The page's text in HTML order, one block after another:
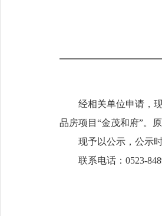
经相关单位申请，
品房项目“金茂和府”。
现予以公示，公示
联系电话：0523-